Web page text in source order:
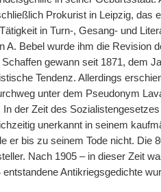
Prokurist in Leipzig, das
in Turn-, Gesang- und
A. Bebel wurde ihm die Revision
gewann seit 1871, dem
Tendenz. Allerdings
unter dem Pseudonym
In der Zeit des
unerkannt in seinem
er bis zu seinem Tode nicht. Die
Nach 1905 – in dieser Zeit
Antikriegsgedichte